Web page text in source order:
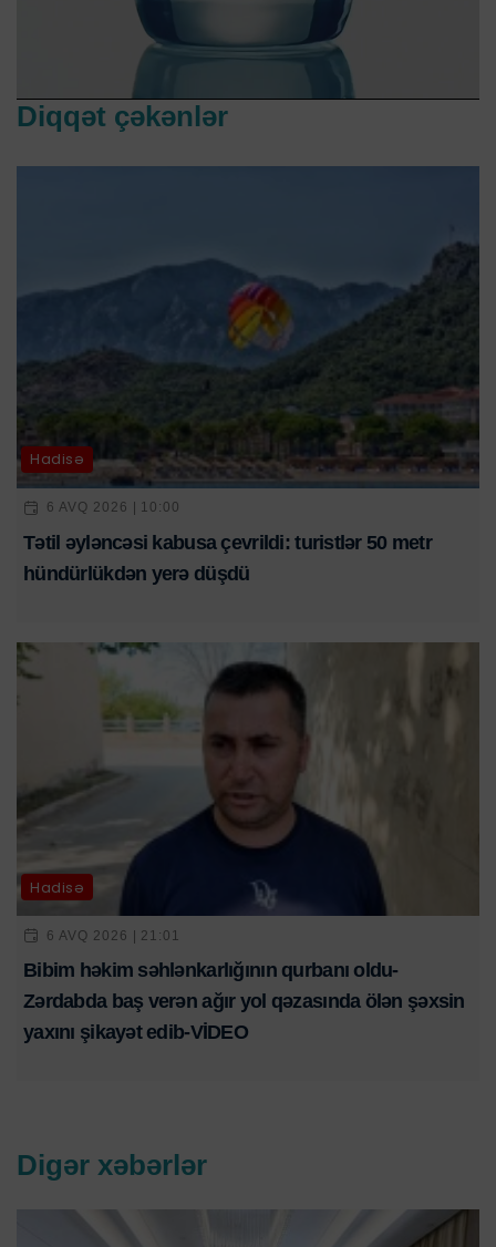
Diqqət çəkənlər
Hadisə
6 AVQ 2026 | 10:00
Tətil əyləncəsi kabusa çevrildi: turistlər 50 metr
hündürlükdən yerə düşdü
Hadisə
6 AVQ 2026 | 21:01
Bibim həkim səhlənkarlığının qurbanı oldu-
Zərdabda baş verən ağır yol qəzasında ölən şəxsin
yaxını şikayət edib-VİDEO
Digər xəbərlər